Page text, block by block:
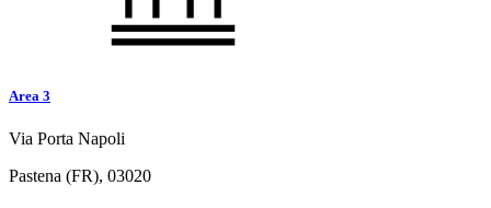
Area 3
Via Porta Napoli
Pastena (FR), 03020